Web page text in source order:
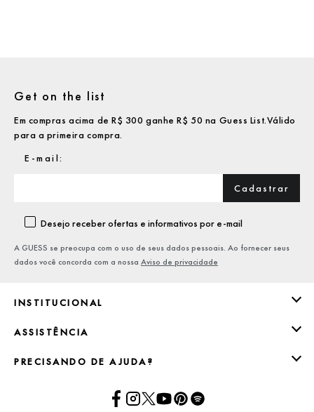
INSTITUCIONAL
ASSISTÊNCIA
PRECISANDO DE AJUDA?
Get on the list
Em compras acima de R$ 300 ganhe R$ 50 na Guess List.Válido
para a primeira compra.
Cadastrar
Desejo receber ofertas e informativos por e-mail
A GUESS se preocupa com o uso de seus dados pessoais. Ao fornecer seus
dados você concorda com a nossa Aviso de privacidade